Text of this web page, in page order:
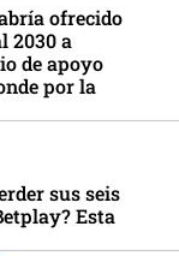
ofrecido
2030 a
de apoyo
por la
sus seis
Esta